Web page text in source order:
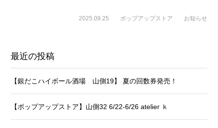
2025.09.25 ポップアップストア お知らせ
最近の投稿
【銀だこハイボール酒場 山側19】 夏の回数券発売！
【ポップアップストア】山側32 6/22-6/26 atelier ｋ